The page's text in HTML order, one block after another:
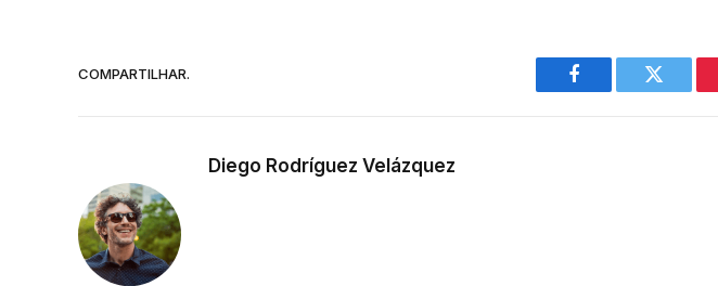
COMPARTILHAR.
Facebook Twitter
Diego Rodríguez Velázquez